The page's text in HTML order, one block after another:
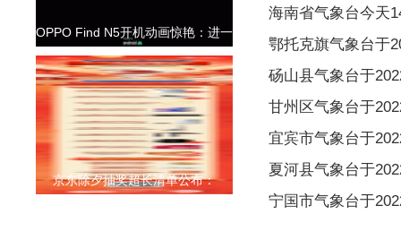
OPPO Find N5开机动画惊艳：进一
京东除夕抽奖超长清单公布：
海南省气象台今天
鄂托克旗气象台于
砀山县气象台于
甘州区气象台于
宜宾市气象台于
夏河县气象台于
宁国市气象台于